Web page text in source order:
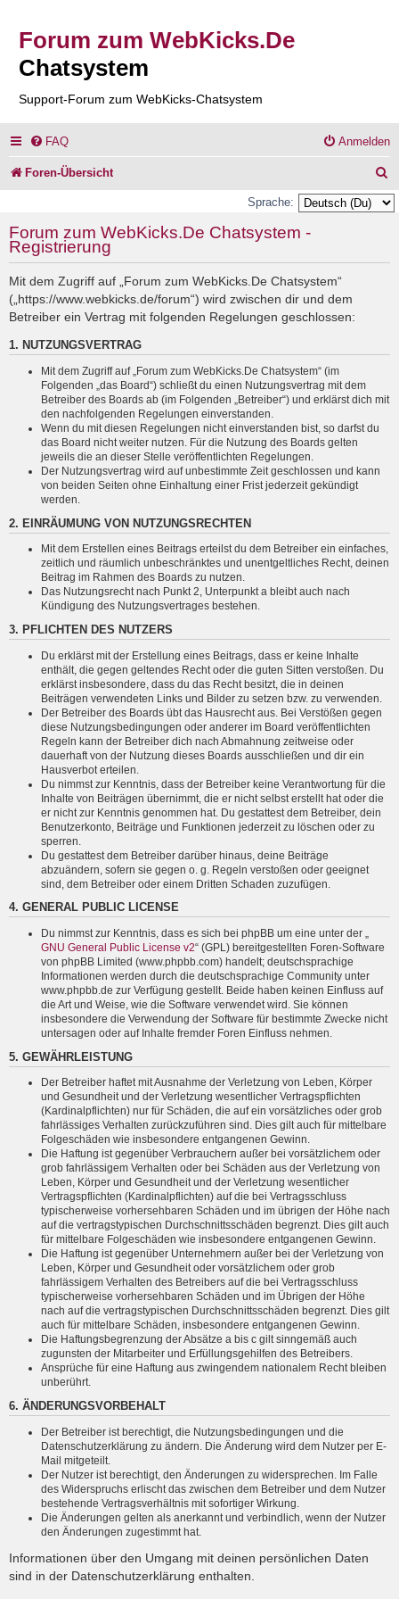
Forum zum WebKicks.De
Chatsystem
Support-Forum zum WebKicks-Chatsystem
FAQ Anmelden
Foren-Übersicht
u
Sprache:
Forum zum WebKicks.De Chatsystem -
Registrierung
Mit dem Zugriff auf „Forum zum WebKicks.De Chatsystem“
(„https://www.webkicks.de/forum“) wird zwischen dir und dem
Betreiber ein Vertrag mit folgenden Regelungen geschlossen:
1. NUTZUNGSVERTRAG
Mit dem Zugriff auf „Forum zum WebKicks.De Chatsystem“ (im
Folgenden „das Board“) schließt du einen Nutzungsvertrag mit dem
Betreiber des Boards ab (im Folgenden „Betreiber“) und erklärst dich mit
den nachfolgenden Regelungen einverstanden.
Wenn du mit diesen Regelungen nicht einverstanden bist, so darfst du
das Board nicht weiter nutzen. Für die Nutzung des Boards gelten
jeweils die an dieser Stelle veröffentlichten Regelungen.
Der Nutzungsvertrag wird auf unbestimmte Zeit geschlossen und kann
von beiden Seiten ohne Einhaltung einer Frist jederzeit gekündigt
werden.
2. EINRÄUMUNG VON NUTZUNGSRECHTEN
Mit dem Erstellen eines Beitrags erteilst du dem Betreiber ein einfaches,
zeitlich und räumlich unbeschränktes und unentgeltliches Recht, deinen
Beitrag im Rahmen des Boards zu nutzen.
Das Nutzungsrecht nach Punkt 2, Unterpunkt a bleibt auch nach
Kündigung des Nutzungsvertrages bestehen.
3. PFLICHTEN DES NUTZERS
Du erklärst mit der Erstellung eines Beitrags, dass er keine Inhalte
enthält, die gegen geltendes Recht oder die guten Sitten verstoßen. Du
erklärst insbesondere, dass du das Recht besitzt, die in deinen
Beiträgen verwendeten Links und Bilder zu setzen bzw. zu verwenden.
Der Betreiber des Boards übt das Hausrecht aus. Bei Verstößen gegen
diese Nutzungsbedingungen oder anderer im Board veröffentlichten
Regeln kann der Betreiber dich nach Abmahnung zeitweise oder
dauerhaft von der Nutzung dieses Boards ausschließen und dir ein
Hausverbot erteilen.
Du nimmst zur Kenntnis, dass der Betreiber keine Verantwortung für die
Inhalte von Beiträgen übernimmt, die er nicht selbst erstellt hat oder die
er nicht zur Kenntnis genommen hat. Du gestattest dem Betreiber, dein
Benutzerkonto, Beiträge und Funktionen jederzeit zu löschen oder zu
sperren.
Du gestattest dem Betreiber darüber hinaus, deine Beiträge
abzuändern, sofern sie gegen o. g. Regeln verstoßen oder geeignet
sind, dem Betreiber oder einem Dritten Schaden zuzufügen.
4. GENERAL PUBLIC LICENSE
Du nimmst zur Kenntnis, dass es sich bei phpBB um eine unter der „
GNU General Public License v2“ (GPL) bereitgestellten Foren-Software
von phpBB Limited (www.phpbb.com) handelt; deutschsprachige
Informationen werden durch die deutschsprachige Community unter
www.phpbb.de zur Verfügung gestellt. Beide haben keinen Einfluss auf
die Art und Weise, wie die Software verwendet wird. Sie können
insbesondere die Verwendung der Software für bestimmte Zwecke nicht
untersagen oder auf Inhalte fremder Foren Einfluss nehmen.
5. GEWÄHRLEISTUNG
Der Betreiber haftet mit Ausnahme der Verletzung von Leben, Körper
und Gesundheit und der Verletzung wesentlicher Vertragspflichten
(Kardinalpflichten) nur für Schäden, die auf ein vorsätzliches oder grob
fahrlässiges Verhalten zurückzuführen sind. Dies gilt auch für mittelbare
Folgeschäden wie insbesondere entgangenen Gewinn.
Die Haftung ist gegenüber Verbrauchern außer bei vorsätzlichem oder
grob fahrlässigem Verhalten oder bei Schäden aus der Verletzung von
Leben, Körper und Gesundheit und der Verletzung wesentlicher
Vertragspflichten (Kardinalpflichten) auf die bei Vertragsschluss
typischerweise vorhersehbaren Schäden und im übrigen der Höhe nach
auf die vertragstypischen Durchschnittsschäden begrenzt. Dies gilt auch
für mittelbare Folgeschäden wie insbesondere entgangenen Gewinn.
Die Haftung ist gegenüber Unternehmern außer bei der Verletzung von
Leben, Körper und Gesundheit oder vorsätzlichem oder grob
fahrlässigem Verhalten des Betreibers auf die bei Vertragsschluss
typischerweise vorhersehbaren Schäden und im Übrigen der Höhe
nach auf die vertragstypischen Durchschnittsschäden begrenzt. Dies gilt
auch für mittelbare Schäden, insbesondere entgangenen Gewinn.
Die Haftungsbegrenzung der Absätze a bis c gilt sinngemäß auch
zugunsten der Mitarbeiter und Erfüllungsgehilfen des Betreibers.
Ansprüche für eine Haftung aus zwingendem nationalem Recht bleiben
unberührt.
6. ÄNDERUNGSVORBEHALT
Der Betreiber ist berechtigt, die Nutzungsbedingungen und die
Datenschutzerklärung zu ändern. Die Änderung wird dem Nutzer per E-
Mail mitgeteilt.
Der Nutzer ist berechtigt, den Änderungen zu widersprechen. Im Falle
des Widerspruchs erlischt das zwischen dem Betreiber und dem Nutzer
bestehende Vertragsverhältnis mit sofortiger Wirkung.
Die Änderungen gelten als anerkannt und verbindlich, wenn der Nutzer
den Änderungen zugestimmt hat.
Informationen über den Umgang mit deinen persönlichen Daten
sind in der Datenschutzerklärung enthalten.